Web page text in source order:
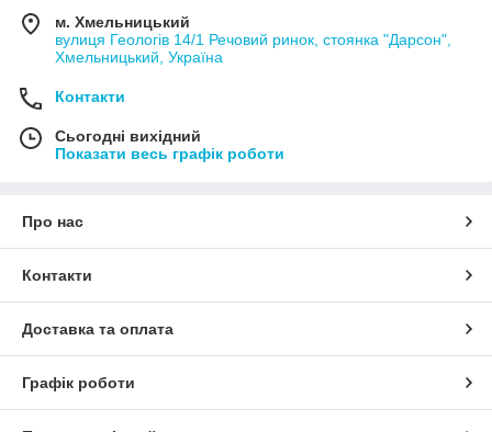
м. Хмельницький
вулиця Геологів 14/1 Речовий ринок, стоянка "Дарсон",
Хмельницький, Україна
Контакти
Сьогодні вихідний
Показати весь графік роботи
Про нас
Контакти
Доставка та оплата
Графік роботи